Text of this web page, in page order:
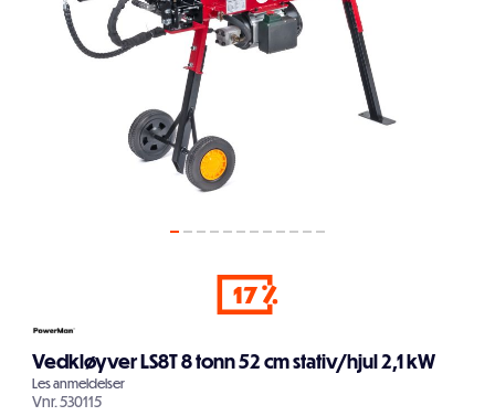
17
Vedkløyver LS8T 8 tonn 52 cm stativ/hjul 2,1 kW
Lesanmeldelser
Vnr.530115